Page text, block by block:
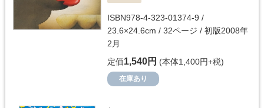
ISBN978-4-323-01374-9 /
23.6×24.6cm / 32ページ / 初版2008年
2月
定価1,540円 (本体1,400円+税)
在庫あり